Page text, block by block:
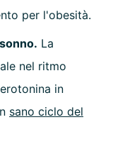
per l'obesità.
La
nel ritmo
in
sano ciclo del